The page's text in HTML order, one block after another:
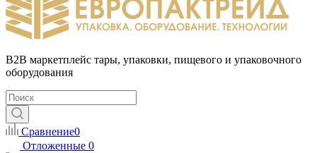
B2B маркетплейс тары, упаковки, пищевого и упаковочного
оборудования
Сравнение0
Отложенные 0